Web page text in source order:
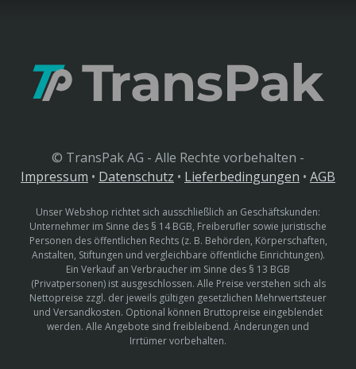
© TransPak AG - Alle Rechte vorbehalten -
Impressum • Datenschutz • Lieferbedingungen • AGB
Unser Webshop richtet sich ausschließlich an Geschäftskunden:
Unternehmer im Sinne des § 14 BGB, Freiberufler sowie juristische
Personen des öffentlichen Rechts (z. B. Behörden, Körperschaften,
Anstalten, Stiftungen und vergleichbare öffentliche Einrichtungen).
Ein Verkauf an Verbraucher im Sinne des § 13 BGB
(Privatpersonen) ist ausgeschlossen. Alle Preise verstehen sich als
Nettopreise zzgl. der jeweils gültigen gesetzlichen Mehrwertsteuer
und Versandkosten. Optional können Bruttopreise eingeblendet
werden. Alle Angebote sind freibleibend. Änderungen und
Irrtümer vorbehalten.